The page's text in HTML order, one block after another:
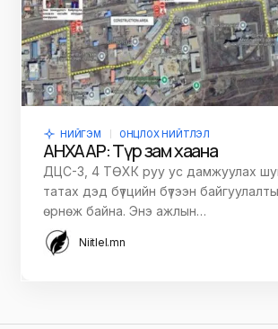
НИЙГЭМ ОНЦЛОХ НИЙТЛЭЛ
АНХААР: Түр зам хаана
ДЦС-3, 4 ТӨХК руу ус дамжуулах
татах дэд бүтцийн бүтээн
өрнөж байна. Энэ ажлын…
Niitlel.mn